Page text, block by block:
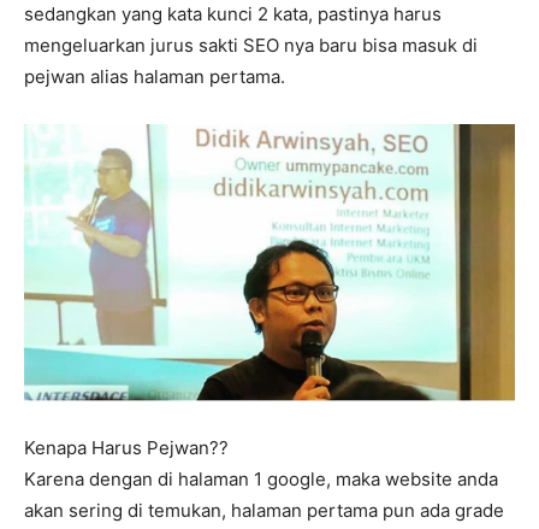
sedangkan yang kata kunci 2 kata, pastinya harus
mengeluarkan jurus sakti SEO nya baru bisa masuk di
pejwan alias halaman pertama.
Kenapa Harus Pejwan??
Karena dengan di halaman 1 google, maka website anda
akan sering di temukan, halaman pertama pun ada grade